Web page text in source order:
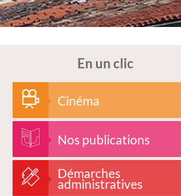
En un clic
Cinéma
Nos publications
Démarches
administratives